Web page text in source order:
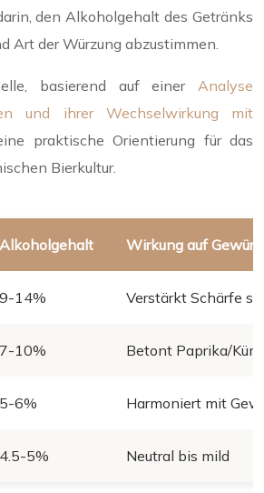
den Alkoholgehalt des Getränks
Art der Würzung abzustimmen.
basierend auf einer Analyse
und ihrer Wechselwirkung mit
praktische Orientierung für das
Bierkultur.
Alkoholgehalt Wirkung auf
9-14% Verstärkt Schärfe
7-10% Betont Paprika/
5-6% Harmoniert mit
4.5-5% Neutral bis mild